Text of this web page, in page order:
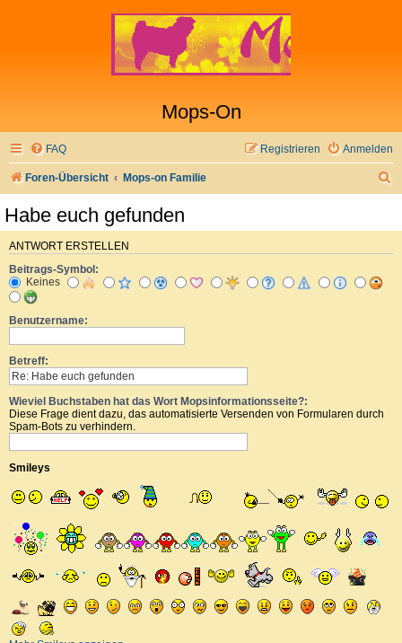
Mops-On
FAQ Anmelden
Registrieren
Foren-Übersicht Mops-on Familie
Habe euch gefunden
ANTWORT ERSTELLEN
Beitrags-Symbol:
Keines
Benutzername:
Betreff:
Wieviel Buchstaben hat das Wort Mopsinformationsseite?:
Diese Frage dient dazu, das automatisierte Versenden von Formularen durch
Spam-Bots zu verhindern.
Smileys